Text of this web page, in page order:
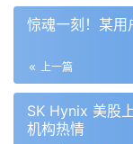
表示，这一牌照
该牌照还允许从
符合GENIUS法
有这样的特许，
惊魂一刻！某
上一篇
SK Hynix 美股
机构热情